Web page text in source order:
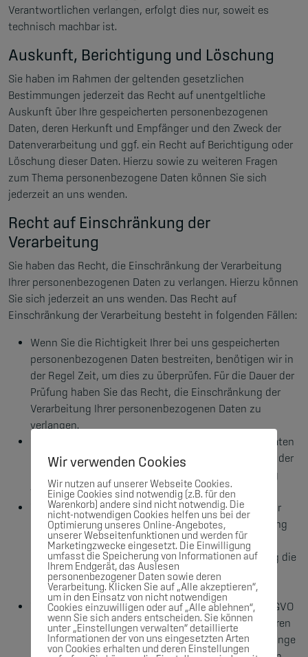
Verantwortlichen verlangen, erfolgt dies nur, soweit es
technisch machbar ist.
Auskunft, Berichtigung und Löschung
Sie haben im Rahmen der geltenden gesetzlichen
Bestimmungen jederzeit das Recht auf unentgeltliche
Auskunft über Ihre gespeicherten personenbezogenen
Daten, deren Herkunft und Empfänger und den Zweck der
Datenverarbeitung und ggf. ein Recht auf Berichtigung oder
Löschung dieser Daten. Hierzu sowie zu weiteren Fragen
zum Thema personenbezogene Daten können Sie sich
jederzeit an uns wenden.
Recht auf Einschränkung der
Verarbeitung
Sie haben das Recht, die Einschränkung der Verarbeitung
Ihrer personenbezogenen Daten zu verlangen. Hierzu können
Sie sich jederzeit an uns wenden. Das Recht auf
Einschränkung der Verarbeitung besteht in folgenden Fällen:
Wenn Sie die Richtigkeit Ihrer bei uns gespeicherten
personenbezogenen Daten bestreiten, benötigen wir in
der Regel Zeit, um dies zu überprüfen. Für die Dauer der
Prüfung haben Sie das Recht, die Einschränkung der
Verarbeitung Ihrer personenbezogenen Daten zu
verlangen.
Wenn die Verarbeitung Ihrer personenbezogenen Daten
unrechtmäßig geschah/geschieht, können Sie statt der
Löschung die Einschränkung der Datenverarbeitung
verlangen.
Wenn wir Ihre personenbezogenen Daten nicht mehr
benötigen, Sie sie jedoch zur Ausübung, Verteidigung
oder Geltendmachung von Rechtsansprüchen
benötigen, haben Sie das Recht, statt der Löschung die
Einschränkung der Verarbeitung Ihrer
personenbezogenen Daten zu verlangen.
Wenn Sie einen Widerspruch nach Art. 21 Abs. 1 DSGVO
eingelegt haben, muss eine Abwägung zwischen Ihren
und unseren Interessen vorgenommen werden. Solange
Wir verwenden Cookies
Wir nutzen auf unserer Webseite Cookies.
Einige Cookies sind notwendig (z.B. für den
Warenkorb) andere sind nicht notwendig. Die
nicht-notwendigen Cookies helfen uns bei der
Optimierung unseres Online-Angebotes,
unserer Webseitenfunktionen und werden für
Marketingzwecke eingesetzt. Die Einwilligung
umfasst die Speicherung von Informationen auf
Ihrem Endgerät, das Auslesen
personenbezogener Daten sowie deren
Verarbeitung. Klicken Sie auf „Alle akzeptieren“,
um in den Einsatz von nicht notwendigen
Cookies einzuwilligen oder auf „Alle ablehnen“,
wenn Sie sich anders entscheiden. Sie können
unter „Einstellungen verwalten“ detaillierte
Informationen der von uns eingesetzten Arten
von Cookies erhalten und deren Einstellungen